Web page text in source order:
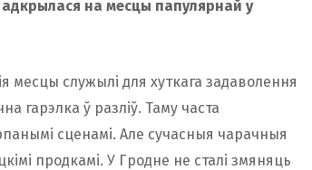
на месцы папулярнай у
месцы служылі для хуткага задаволення
гарэлка ў разліў. Таму часта
сценамі. Але сучасныя чарачныя
продкамі. У Гродне не сталі змяняць